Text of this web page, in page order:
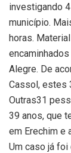
investigando
município.
horas.
Alegre. De
Cassol, estes
Outras31
39 anos, que
em Erechim e
Um caso já